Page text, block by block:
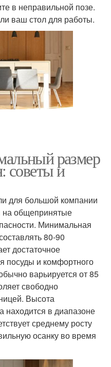
в неправильной позе.
ваш стол для работы.
размер
советы и
для большой компании
на общепринятые
Минимальная
80-90
достаточное
посуды и комфортного
варьируется от 85
свободно
Высота
находится в диапазоне
среднему росту
осанку во время